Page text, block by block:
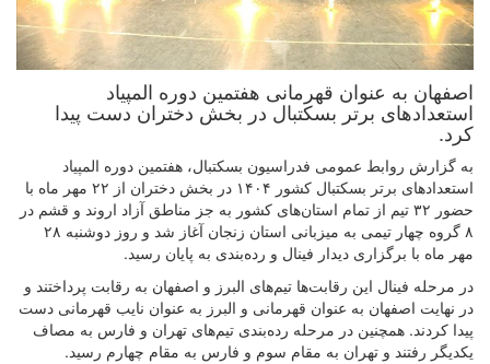
اصفهان به عنوان قهرمانی هفتمین دوره المپیاد
استعدادهای برتر بسکتبال در بخش دختران دست پیدا
کرد.
به گزارش روابط عمومی فدراسیون بسکتبال، هفتمین دوره المپیاد
استعدادهای برتر بسکتبال کشور ۱۴۰۴ در بخش دختران از ۲۲ مهر ماه با
حضور ۳۲ تیم از تمام استان‌های کشور به جز مناطق آزاد اروند و قشم در
۸ گروه چهار تیمی به میزبانی استان زنجان آغاز شد و روز دوشنبه ۲۸
مهر ماه با برگزاری دیدار فینال و رده‌بندی به پایان رسید.
در مرحله فینال این رقابت‌ها تیم‌های البرز و اصفهان به رقابت پرداختند و
در نهایت اصفهان به عنوان قهرمانی و البرز به عنوان نایب قهرمانی دست
پیدا کردند. همچنین در مرحله رده‌بندی تیم‌های تهران و فارس به مصاف
یکدیگر رفتند و تهران به مقام سوم و فارس به مقام چهارم رسید.